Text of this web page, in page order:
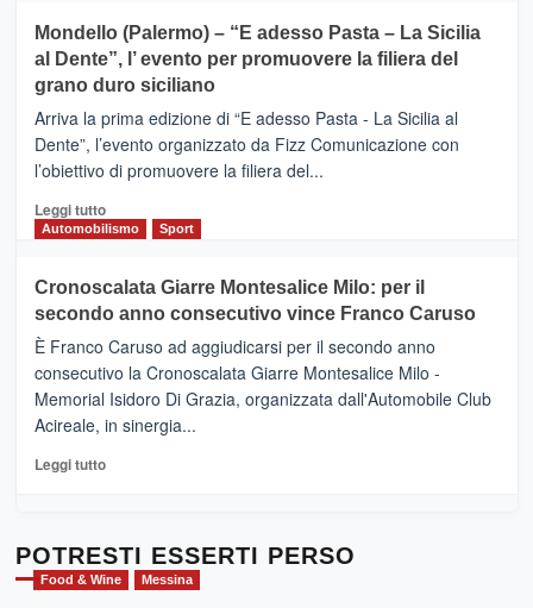
e
messaggi
di
CASTIGLIONE
DI
SICILIA
(Ct)
–
Il
Borgo
Gusto,
il
tra
sapori
vicoli
medievali
Mondello (Palermo) – “E adesso Pasta – La Sicilia
al Dente”, l’ evento per promuovere la filiera del
grano duro siciliano
Arriva la prima edizione di “E adesso Pasta - La Sicilia al
Dente”, l’evento organizzato da Fizz Comunicazione con
l’obiettivo di promuovere la filiera del...
Leggi tuttoLeggi
di
Mondello
(Palermo)
–
“E
adesso
Pasta
–
Sicilia
l’
evento
per
Automobilismo Sport
Cronoscalata Giarre Montesalice Milo: per il
secondo anno consecutivo vince Franco Caruso
È Franco Caruso ad aggiudicarsi per il secondo anno
consecutivo la Cronoscalata Giarre Montesalice Milo -
Memorial Isidoro Di Grazia, organizzata dall'Automobile Club
Acireale, in sinergia...
Leggi tuttoLeggi
Cronoscalata
Giarre
Montesalice
POTRESTI ESSERTI PERSO
Food & Wine Messina